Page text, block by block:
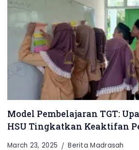
Model Pembelajaran TGT:
HSU Tingkatkan Keaktifan
March 23, 2025 Berita Madrasah